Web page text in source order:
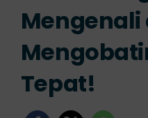
Mengenali
Tepat!